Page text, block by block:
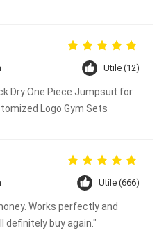
Utile (12)
Dry One Piece Jumpsuit for
Logo Gym Sets
Utile (666)
Works perfectly and
definitely buy again."